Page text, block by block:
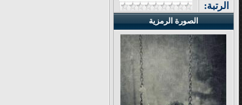
الرتبة:
الصورة الرمزية